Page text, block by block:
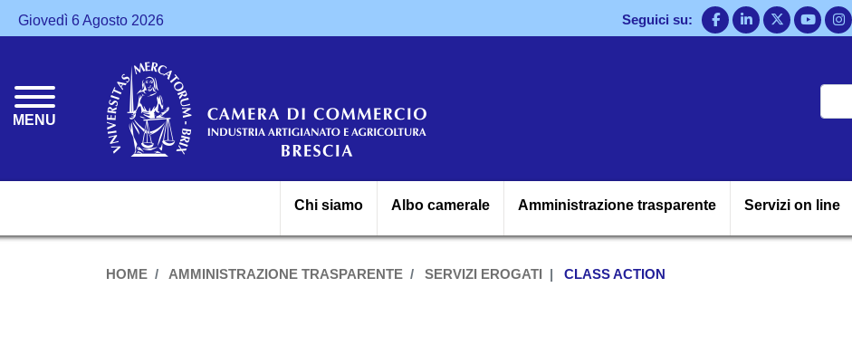
Salta
al
Giovedì 6 Agosto 2026 Seguici su:
MENU
Navigazione principale
Chi siamo Albo camerale Amministrazione trasparente Servizi on line
HOME AMMINISTRAZIONE TRASPARENTE SERVIZI EROGATI CLASS ACTION